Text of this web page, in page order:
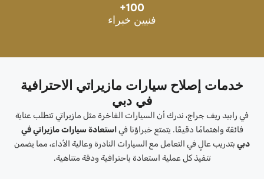
100
+
فنيين خبراء
خدمات إصلاح سيارات مازيراتي الاحترافية
في دبي
في رابيد ريف جراج، ندرك أن السيارات الفاخرة مثل مازيراتي تتطلب عناية
فائقة واهتمامًا دقيقًا. يتمتع خبراؤنا في استعادة سيارات مازيراتي في
دبي بتدريب عالٍ في التعامل مع السيارات النادرة وعالية الأداء، مما يضمن
تنفيذ كل عملية استعادة باحترافية ودقة متناهية.